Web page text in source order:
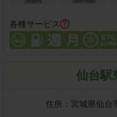
各種サービス
仙台駅
住所： 宮城県仙台